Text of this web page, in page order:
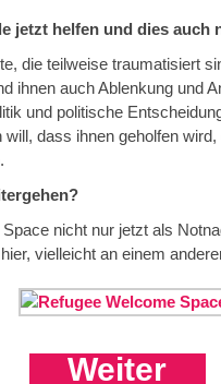
jetzt helfen und dies auch
die teilweise traumatisiert
ihnen auch Ablenkung und
und politische
dass ihnen geholfen
nicht nur jetzt als
vielleicht an einem
Weiter